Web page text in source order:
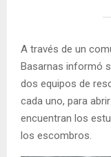
A través de un
Basarnas informó
dos equipos de
cada uno, para
encuentran los
los escombros.